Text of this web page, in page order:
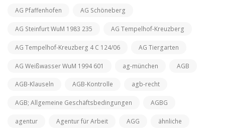
AG Pfaffenhofen AG Schöneberg
AG Steinfurt WuM 1983 235 AG Tempelhof-Kreuzberg
AG Tempelhof-Kreuzberg 4 C 124/06 AG Tiergarten
AG Weißwasser WuM 1994 601 ag-münchen AGB
AGB-Klauseln AGB-Kontrolle agb-recht
AGB; Allgemeine Geschäftsbedingungen AGBG
agentur Agentur für Arbeit AGG ähnliche